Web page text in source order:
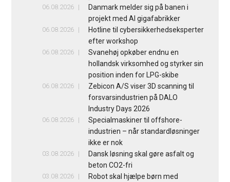
06.08.2026
Danmark melder sig på banen i
projekt med AI gigafabrikker
06.08.2026
Hotline til cybersikkerhedseksperter
efter workshop
06.08.2026
Svanehøj opkøber endnu en
hollandsk virksomhed og styrker sin
position inden for LPG-skibe
06.08.2026
Zebicon A/S viser 3D scanning til
forsvarsindustrien på DALO
Industry Days 2026
06.08.2026
Specialmaskiner til offshore-
industrien – når standardløsninger
ikke er nok
03.08.2026
Dansk løsning skal gøre asfalt og
beton CO2-fri
03.08.2026
Robot skal hjælpe børn med